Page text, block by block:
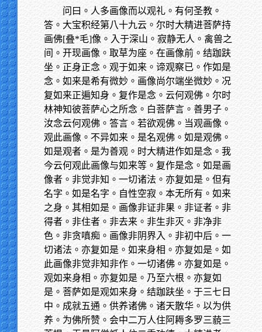
问曰。人多画像而以观礼。有何圣教。
答。大宝积经第八十九云。尔时大精进菩萨持
画佛[叠*毛]像。入于深山。寂静无人。禽兽之
间。开现画像。取草为座。在画像前。结跏趺
坐。正身正念。观于如来。谛观察已。作如是
念。如来是希有微妙。画像尚尔端坐微妙。况
复如来正遍知身。复作是念。云何观佛。尔时
林神知彼菩萨心之所念。白菩萨言。善男子。
汝念云何观佛。答言。若欲观佛。当观画像。
观此画像。不异如来。是名观佛。如是观佛。
如是观者。是为善观。时大精进作如是念。我
今云何观此画像与如来等。复作是念。如是画
像者。非觉非知。一切诸法。亦复如是。但有
名字。如是名字。自性空寂。本无所有。如来
之身。其相如是。画像非证非果。非证者。非
得者。非住者。非去来。非生非灭。非净非
色。非贪嗔痴。画像非阴界入。非初中后。一
切诸法。亦复如是。如来身相。亦复如是。如
此画像非觉非知非作。一切诸佛。亦复如是。
观如来身相。亦复如是。乃至六根。亦复如
是。菩萨如是观如来身。结跏趺坐。于三七日
中。成就五通。供养诸佛。诸天散华。以为供
养。为佛所赞。会中二万人住阿耨多罗三藐三